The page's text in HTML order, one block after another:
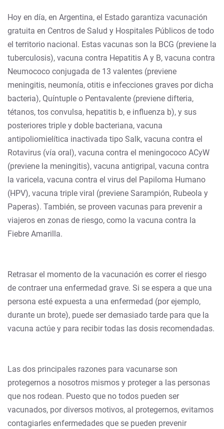
Hoy en día, en Argentina, el Estado garantiza vacunación
gratuita en Centros de Salud y Hospitales Públicos de todo
el territorio nacional. Estas vacunas son la BCG (previene la
tuberculosis), vacuna contra Hepatitis A y B, vacuna contra
Neumococo conjugada de 13 valentes (previene
meningitis, neumonía, otitis e infecciones graves por dicha
bacteria), Quíntuple o Pentavalente (previene difteria,
tétanos, tos convulsa, hepatitis b, e influenza b), y sus
posteriores triple y doble bacteriana, vacuna
antipoliomielítica inactivada tipo Salk, vacuna contra el
Rotavirus (vía oral), vacuna contra el meningococo ACyW
(previene la meningitis), vacuna antigripal, vacuna contra
la varicela, vacuna contra el virus del Papiloma Humano
(HPV), vacuna triple viral (previene Sarampión, Rubeola y
Paperas). También, se proveen vacunas para prevenir a
viajeros en zonas de riesgo, como la vacuna contra la
Fiebre Amarilla.
Retrasar el momento de la vacunación es correr el riesgo
de contraer una enfermedad grave. Si se espera a que una
persona esté expuesta a una enfermedad (por ejemplo,
durante un brote), puede ser demasiado tarde para que la
vacuna actúe y para recibir todas las dosis recomendadas.
Las dos principales razones para vacunarse son
protegernos a nosotros mismos y proteger a las personas
que nos rodean. Puesto que no todos pueden ser
vacunados, por diversos motivos, al protegernos, evitamos
contagiarles enfermedades que se pueden prevenir